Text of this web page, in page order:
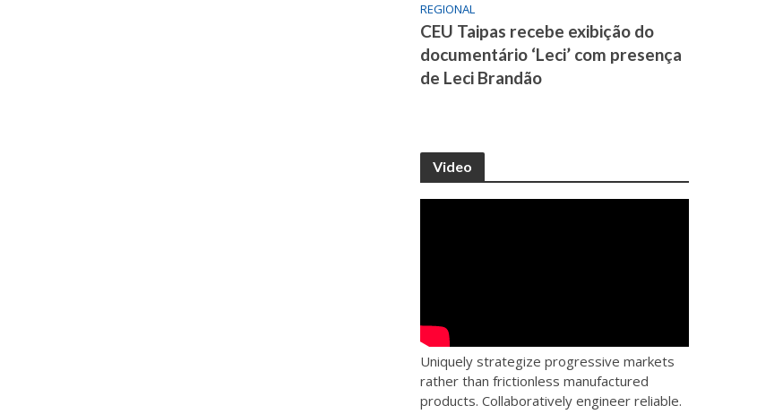
REGIONAL
CEU Taipas recebe exibição do
documentário ‘Leci’ com presença
de Leci Brandão
Video
Uniquely strategize progressive markets
rather than frictionless manufactured
products. Collaboratively engineer reliable.